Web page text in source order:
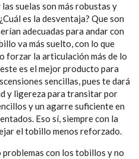
suelas son más robustas y
es la desventaja? Que son
adecuadas para andar con
va más suelto, con lo que
forzar la articulación más de lo
es el mejor producto para
sencillas, pues te dará
y ligereza para transitar por
y un agarre suficiente en
Eso sí, siempre con la
el tobillo menos reforzado.
problemas con los tobillos y no